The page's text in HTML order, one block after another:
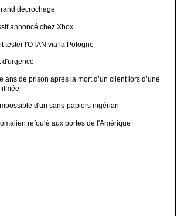
décrochage
annoncé chez Xbox
tester l'OTAN via la Pologne
d'urgence
ans de prison après la mort d’un client lors d’une
d'un sans-papiers nigérian
refoulé aux portes de l'Amérique